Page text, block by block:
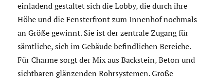
einladend gestaltet sich die Lobby, die durch ihre
Höhe und die Fensterfront zum Innenhof nochmals
an Größe gewinnt. Sie ist der zentrale Zugang für
sämtliche, sich im Gebäude befindlichen Bereiche.
Für Charme sorgt der Mix aus Backstein, Beton und
sichtbaren glänzenden Rohrsystemen. Große